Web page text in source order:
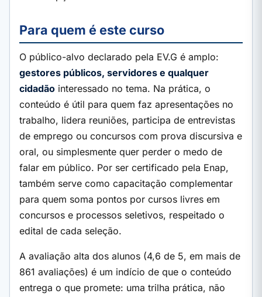
Para quem é este curso
O público-alvo declarado pela EV.G é amplo:
gestores públicos, servidores e qualquer
cidadão interessado no tema. Na prática, o
conteúdo é útil para quem faz apresentações no
trabalho, lidera reuniões, participa de entrevistas
de emprego ou concursos com prova discursiva e
oral, ou simplesmente quer perder o medo de
falar em público. Por ser certificado pela Enap,
também serve como capacitação complementar
para quem soma pontos por cursos livres em
concursos e processos seletivos, respeitado o
edital de cada seleção.
A avaliação alta dos alunos (4,6 de 5, em mais de
861 avaliações) é um indício de que o conteúdo
entrega o que promete: uma trilha prática, não